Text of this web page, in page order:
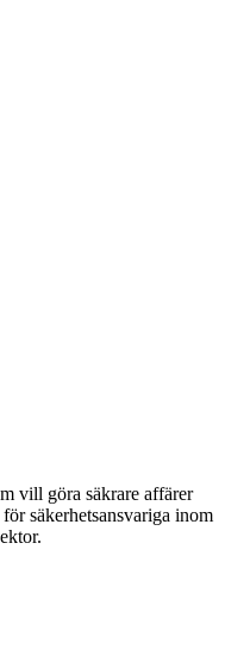
vill göra säkrare affärer
säkerhets­ansvariga inom